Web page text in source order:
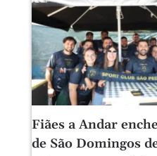
Fiães a Andar
de São Domingos